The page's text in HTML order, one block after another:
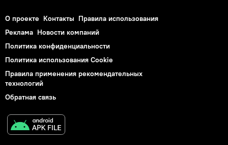
О проекте Контакты Правила использования
Реклама Новости компаний
Политика конфиденциальности
Политика использования Cookie
Правила применения рекомендательных
технологий
Обратная связь